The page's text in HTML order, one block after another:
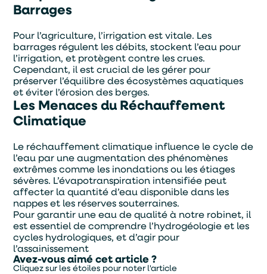
Barrages
Pour l’agriculture, l’irrigation est vitale. Les
barrages régulent les débits, stockent l’eau pour
l’irrigation, et protègent contre les crues.
Cependant, il est crucial de les gérer pour
préserver l’équilibre des écosystèmes aquatiques
et éviter l’érosion des berges.
Les Menaces du Réchauffement
Climatique
Le réchauffement climatique influence le cycle de
l’eau par une augmentation des phénomènes
extrêmes comme les inondations ou les étiages
sévères. L’évapotranspiration intensifiée peut
affecter la quantité d’eau disponible dans les
nappes et les réserves souterraines.
Pour garantir une eau de qualité à notre robinet, il
est essentiel de comprendre l’hydrogéologie et les
cycles hydrologiques, et d’agir pour
l’assainissement
Avez-vous aimé cet article ?
Cliquez sur les étoiles pour noter l'article